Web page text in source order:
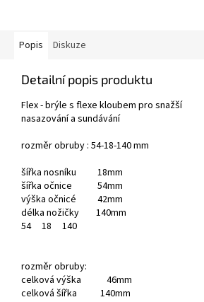
Popis Diskuze
Detailní popis produktu
Flex - brýle s flexe kloubem pro snažší
nasazování a sundávání
rozměr obruby : 54-18-140 mm
šířka nosníku 18mm
šířka očnice 54mm
výška očnicé 42mm
délka nožičky 140mm
54 18 140
rozměr obruby:
celková výška 46mm
celková šířka 140mm